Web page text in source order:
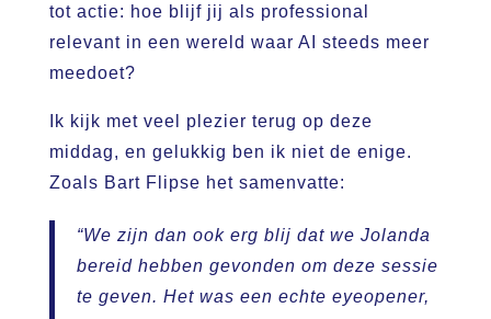
tot actie: hoe blijf jij als professional
relevant in een wereld waar AI steeds meer
meedoet?
Ik kijk met veel plezier terug op deze
middag, en gelukkig ben ik niet de enige.
Zoals Bart Flipse het samenvatte:
“We zijn dan ook erg blij dat we Jolanda
bereid hebben gevonden om deze sessie
te geven. Het was een echte eyeopener,